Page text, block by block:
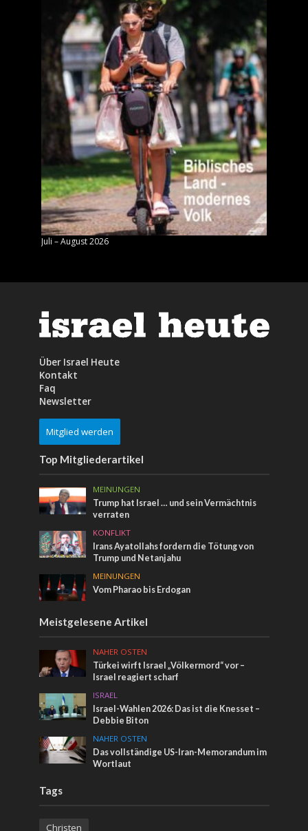
Juli – August 2026
Über Israel Heute
Kontakt
Faq
Newsletter
Mitglied werden
Top Mitgliederartikel
MEINUNGEN
Trump hat Israel … und sein Vermächtnis
verraten
KONFLIKT
Irans Ayatollahs fordern die Tötung von
Trump und Netanjahu
MEINUNGEN
Vom Pharao bis Erdogan
Meistgelesene Artikel
NAHER OSTEN
Türkei wirft Israel „Völkermord“ vor –
Israel reagiert scharf
ISRAEL
Israel-Wahlen 2026: Das ist die Knesset –
Debbie Biton
NAHER OSTEN
Das vollständige US-Iran-Memorandum im
Wortlaut
Tags
Christen